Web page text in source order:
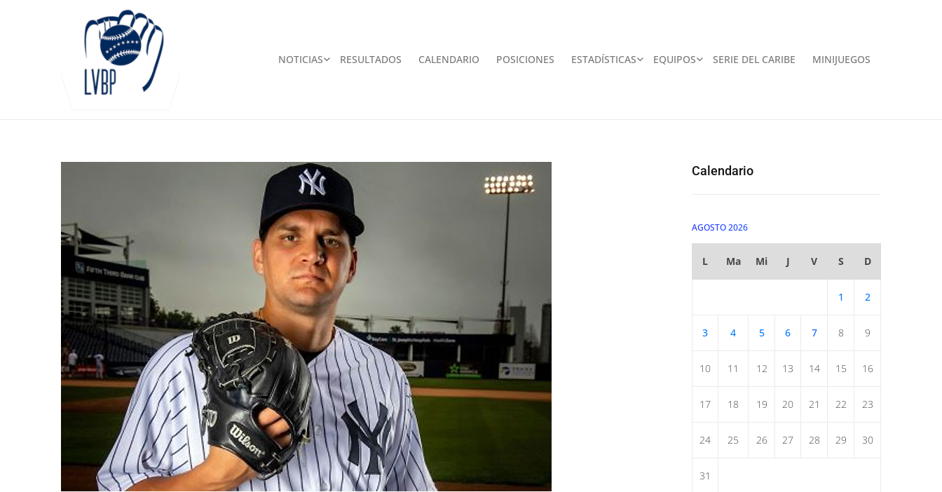
NOTICIAS RESULTADOS CALENDARIO POSICIONES ESTADÍSTICAS EQUIPOS SERIE DEL CARIBE MINIJUEGOS
Calendario
AGOSTO 2026
L Ma Mi J V S D
1 2
3 4 5 6 7 8 9
10 11 12 13 14 15 16
17 18 19 20 21 22 23
24 25 26 27 28 29 30
31